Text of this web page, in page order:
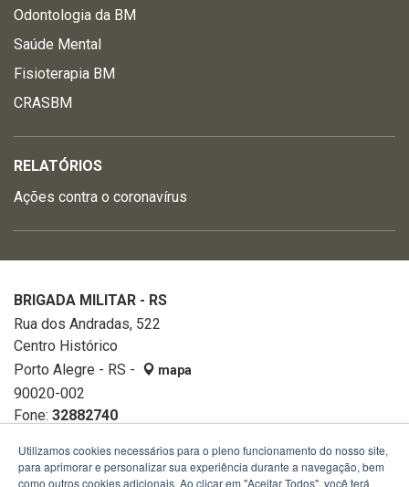
Odontologia da BM
Saúde Mental
Fisioterapia BM
CRASBM
RELATÓRIOS
Ações contra o coronavírus
BRIGADA MILITAR - RS
Rua dos Andradas, 522
Centro Histórico
Porto Alegre - RS -
mapa
90020-002
Fone: 32882740
Utilizamos cookies necessários para o pleno funcionamento do nosso site,
para aprimorar e personalizar sua experiência durante a navegação, bem
como outros cookies adicionais. Ao clicar em "Aceitar Todos", você terá